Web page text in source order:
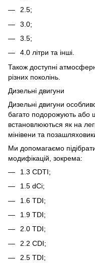
2.5;
3.0;
3.5;
4.0 літри та інші.
Також доступні
різних поколінь.
Дизельні двигуни
Дизельні двигуни
багато подорожують або
встановлюються як на
мінівени та
Ми допомагаємо
модифікацій, зокрема:
1.3 CDTI;
1.5 dCi;
1.6 TDI;
1.9 TDI;
2.0 TDI;
2.2 CDI;
2.5 TDI;